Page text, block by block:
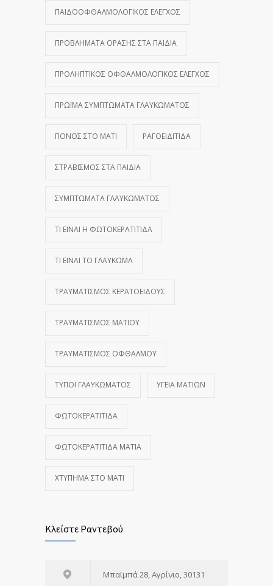
ΠΑΙΔΟΟΦΘΑΛΜΟΛΟΓΙΚΌΣ ΈΛΕΓΧΟΣ
ΠΡΟΒΛΉΜΑΤΑ ΌΡΑΣΗΣ ΣΤΑ ΠΑΙΔΙΆ
ΠΡΟΛΗΠΤΙΚΌΣ ΟΦΘΑΛΜΟΛΟΓΙΚΌΣ ΈΛΕΓΧΟΣ
ΠΡΏΙΜΑ ΣΥΜΠΤΏΜΑΤΑ ΓΛΑΥΚΏΜΑΤΟΣ
ΠΌΝΟΣ ΣΤΟ ΜΆΤΙ ΡΑΓΟΕΙΔΊΤΙΔΑ
ΣΤΡΑΒΙΣΜΌΣ ΣΤΑ ΠΑΙΔΙΆ
ΣΥΜΠΤΏΜΑΤΑ ΓΛΑΥΚΏΜΑΤΟΣ
ΤΙ ΕΊΝΑΙ Η ΦΩΤΟΚΕΡΑΤΊΤΙΔΑ
ΤΙ ΕΊΝΑΙ ΤΟ ΓΛΑΎΚΩΜΑ
ΤΡΑΥΜΑΤΙΣΜΌΣ ΚΕΡΑΤΟΕΙΔΟΎΣ
ΤΡΑΥΜΑΤΙΣΜΌΣ ΜΑΤΙΟΎ
ΤΡΑΥΜΑΤΙΣΜΌΣ ΟΦΘΑΛΜΟΎ
ΤΎΠΟΙ ΓΛΑΥΚΏΜΑΤΟΣ ΥΓΕΊΑ ΜΑΤΙΏΝ
ΦΩΤΟΚΕΡΑΤΊΤΙΔΑ
ΦΩΤΟΚΕΡΑΤΊΤΙΔΑ ΜΆΤΙΑ
ΧΤΎΠΗΜΑ ΣΤΟ ΜΆΤΙ
Κλείστε Ραντεβού
Μπαϊμπά 28, Αγρίνιο, 30131